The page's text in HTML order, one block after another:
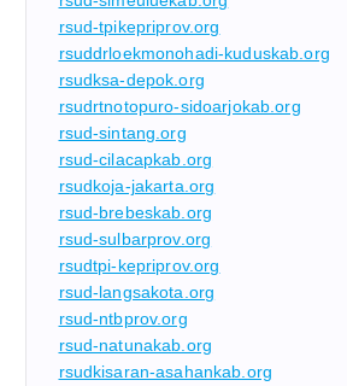
rsud-tpikepriprov.org
rsuddrloekmonohadi-kuduskab.org
rsudksa-depok.org
rsudrtnotopuro-sidoarjokab.org
rsud-sintang.org
rsud-cilacapkab.org
rsudkoja-jakarta.org
rsud-brebeskab.org
rsud-sulbarprov.org
rsudtpi-kepriprov.org
rsud-langsakota.org
rsud-ntbprov.org
rsud-natunakab.org
rsudkisaran-asahankab.org